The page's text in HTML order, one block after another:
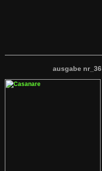
ausgabe nr_36